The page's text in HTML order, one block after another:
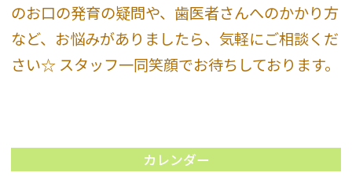
のお口の発育の疑問や、歯医者さんへのかかり方
など、お悩みがありましたら、気軽にご相談くだ
さい☆ スタッフ一同笑顔でお待ちしております。
カレンダー